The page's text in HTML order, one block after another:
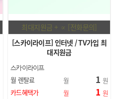
최대지원금 + ∝ [전화문의]
[스카이라이프] 인터넷 / TV가입 최
대지원금
스카이라이프
월 렌탈료 월 1 원
카드혜택가
월 1 원